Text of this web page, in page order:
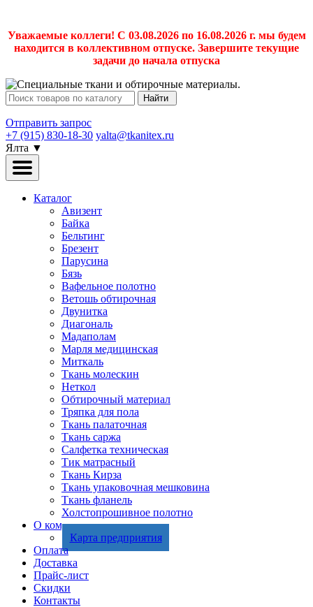
Уважаемые коллеги! С 03.08.2026 по 16.08.2026 г. мы будем
находится в коллективном отпуске. Завершите текущие
задачи до начала отпуска
Найти
Отправить запрос
+7 (915) 830-18-30 yalta@tkanitex.ru
Ялта ▼
Каталог
Авизент
Байка
Бельтинг
Брезент
Парусина
Бязь
Вафельное полотно
Ветошь обтирочная
Двунитка
Диагональ
Мадаполам
Марля медицинская
Миткаль
Ткань молескин
Неткол
Обтирочный материал
Тряпка для пола
Ткань палаточная
Ткань саржа
Салфетка техническая
Тик матрасный
Ткань Кирза
Ткань упаковочная мешковина
Ткань фланель
Холстопрошивное полотно
О компании
Карта предприятия
Оплата
Доставка
Прайс-лист
Скидки
Контакты